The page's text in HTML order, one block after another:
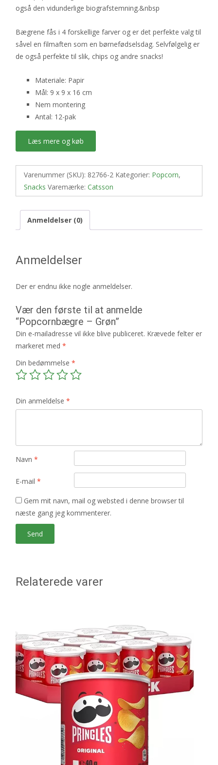
også den vidunderlige biografstemning.&nbsp
Bægrene fås i 4 forskellige farver og er det perfekte valg til
såvel en filmaften som en børnefødselsdag. Selvfølgelig er
de også perfekte til slik, chips og andre snacks!
Materiale: Papir
Mål: 9 x 9 x 16 cm
Nem montering
Antal: 12-pak
Læs mere og køb
Varenummer (SKU): 82766-2 Kategorier: Popcorn,
Snacks Varemærke: Catsson
Anmeldelser (0)
Anmeldelser
Der er endnu ikke nogle anmeldelser.
Vær den første til at anmelde
“Popcornbægre – Grøn”
Din e-mailadresse vil ikke blive publiceret. Krævede felter er
markeret med *
Din bedømmelse *
Din anmeldelse *
Navn *
E-mail *
Gem mit navn, mail og websted i denne browser til
næste gang jeg kommenterer.
Relaterede varer